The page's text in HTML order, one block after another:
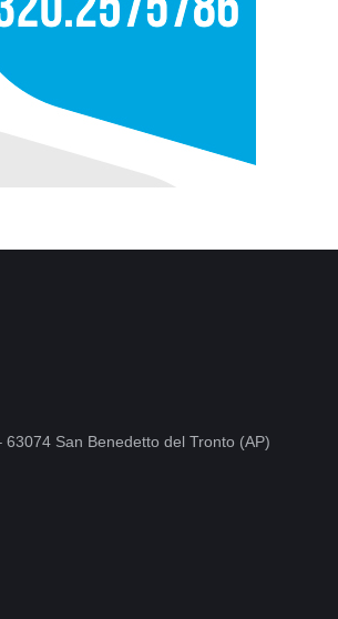
63074 San Benedetto del Tronto (AP)